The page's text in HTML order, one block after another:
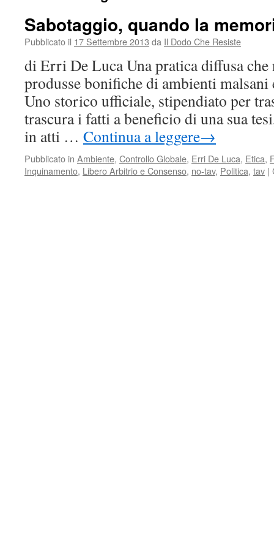
Sabotaggio, quando la
Pubblicato il 17 Settembre 2013 da Il Dodo Che Resiste
di Erri De Luca Una pratica diffusa che
produsse bonifiche di ambienti
Uno storico ufficiale, stipendiato per
trascura i fatti a beneficio di una sua
in atti … Continua a leggere→
Pubblicato in Ambiente, Controllo Globale, Erri De Luca, Etica,
Inquinamento, Libero Arbitrio e Consenso, no-tav, Politica, tav |